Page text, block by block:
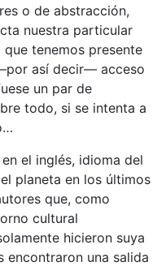
o de abstracción,
nuestra particular
tenemos presente
así decir— acceso
un par de
todo, si se intenta a
el inglés, idioma del
planeta en los últimos
que, como
cultural
hicieron suya
encontraron una salida